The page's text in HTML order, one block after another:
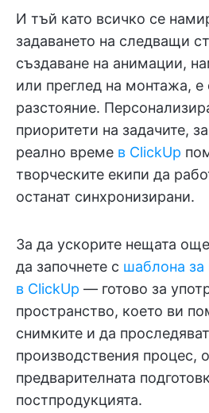
И тъй като всичко се
задаването на следващи
създаване на анимации,
или преглед на монтажа,
разстояние.
приоритети на задачите,
реално време в ClickUp
творческите екипи да
останат синхронизирани.
За да ускорите нещата
да започнете с шаблона за
в ClickUp — готово за
пространство, което ви
снимките и да
производствения процес,
предварителната
постпродукцията.